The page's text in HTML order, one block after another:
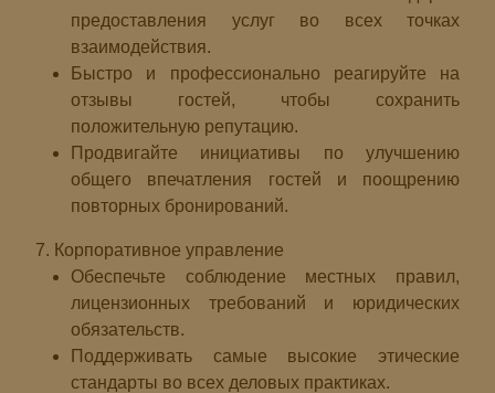
предоставления услуг во всех точках
взаимодействия.
Быстро и профессионально реагируйте на
отзывы гостей, чтобы сохранить
положительную репутацию.
Продвигайте инициативы по улучшению
общего впечатления гостей и поощрению
повторных бронирований.
7. Корпоративное управление
Обеспечьте соблюдение местных правил,
лицензионных требований и юридических
обязательств.
Поддерживать самые высокие этические
стандарты во всех деловых практиках.